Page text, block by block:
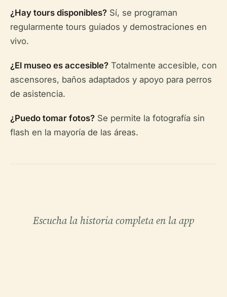
¿Hay tours disponibles? Sí, se programan
regularmente tours guiados y demostraciones en
vivo.
¿El museo es accesible? Totalmente accesible, con
ascensores, baños adaptados y apoyo para perros
de asistencia.
¿Puedo tomar fotos? Se permite la fotografía sin
flash en la mayoría de las áreas.
Escucha la historia completa en la app